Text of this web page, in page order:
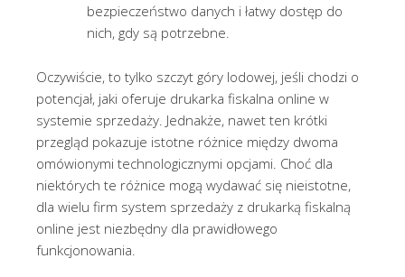
bezpieczeństwo danych i łatwy dostęp do
nich, gdy są potrzebne.
Oczywiście, to tylko szczyt góry lodowej, jeśli chodzi o
potencjał, jaki oferuje drukarka fiskalna online w
systemie sprzedaży. Jednakże, nawet ten krótki
przegląd pokazuje istotne różnice między dwoma
omówionymi technologicznymi opcjami. Choć dla
niektórych te różnice mogą wydawać się nieistotne,
dla wielu firm system sprzedaży z drukarką fiskalną
online jest niezbędny dla prawidłowego
funkcjonowania.